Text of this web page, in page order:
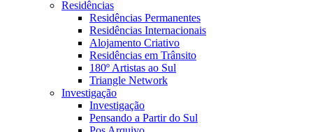
Residências
Residências Permanentes
Residências Internacionais
Alojamento Criativo
Residências em Trânsito
180º Artistas ao Sul
Triangle Network
Investigação
Investigação
Pensando a Partir do Sul